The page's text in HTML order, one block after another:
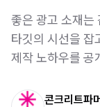
좋은 광고 소재는
타깃의 시선을 잡
제작 노하우를 공
콘크리트파